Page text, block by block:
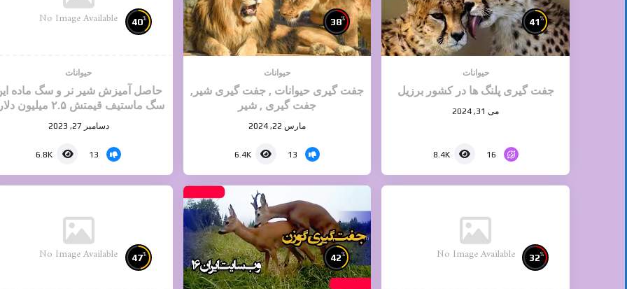
41%
حیوانات
جفت گیری پلنگ ها در کشور برزیل
می 31, 2024
16
8.4K
38%
حیوانات
جفت گیری حیوانات , جفت گیری شیر,
جفت گیری , شیر
مارس 22, 2024
13
6.4K
No Image Available 40%
حیوانات
حاصل آمیزش شیر نر و سگ ماده
سگ ماستیف قیمتش ۲.۵ میلیون دلاره
دسامبر 27, 2023
13
6.8K
No Image Available 32%
42%
No Image Available 47%